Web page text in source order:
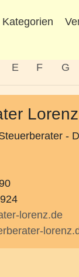
Kategorien
E F G
Lorenz
-
lorenz.de